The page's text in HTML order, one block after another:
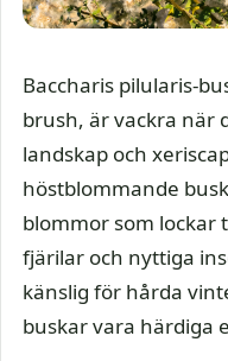
Baccharis pilularis-
brush, är vackra när
landskap och
höstblommande
blommor som lockar
fjärilar och nyttiga
känslig för hårda
buskar vara härdiga